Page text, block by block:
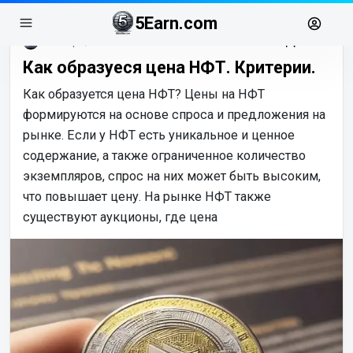
5Earn.com
Как образуеся цена НФТ. Критерии.
Как образуется цена НФТ? Цены на НФТ
формируются на основе спроса и предложения на
рынке. Если у НФТ есть уникальное и ценное
содержание, а также ограниченное количество
экземпляров, спрос на них может быть высоким,
что повышает цену. На рынке НФТ также
существуют аукционы, где цена